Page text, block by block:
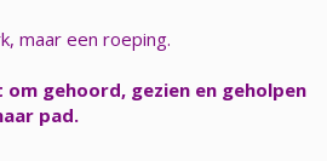
maar een roeping.
gehoord, gezien en geholpen
pad.